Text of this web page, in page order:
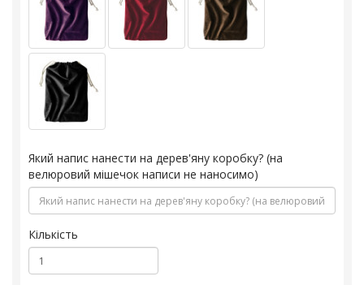
Який напис нанести на дерев'яну коробку? (на
велюровий мішечок написи не наносимо)
Кількість